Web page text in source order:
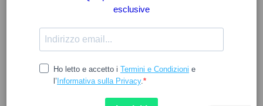
BIODERMA
Rendere la pelle sana accessibile a tutti è l'obiettivo di
Sulla base di questa filosofia, il marchio ha creato diverse
linee di prodotti adatte a tutte le età e tipi di pelle. I prodotti